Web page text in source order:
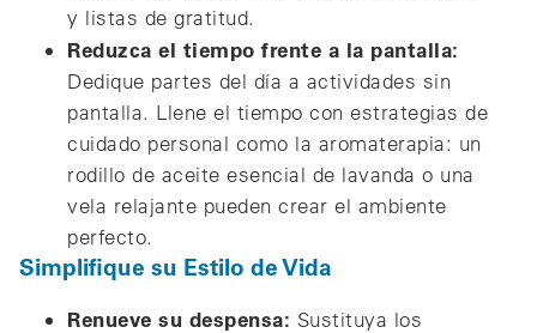
y listas de gratitud.
Reduzca el tiempo frente a la pantalla:
Dedique partes del día a actividades sin
pantalla. Llene el tiempo con estrategias de
cuidado personal como la aromaterapia: un
rodillo de aceite esencial de lavanda o una
vela relajante pueden crear el ambiente
perfecto.
Simplifique su Estilo de Vida
Renueve su despensa: Sustituya los